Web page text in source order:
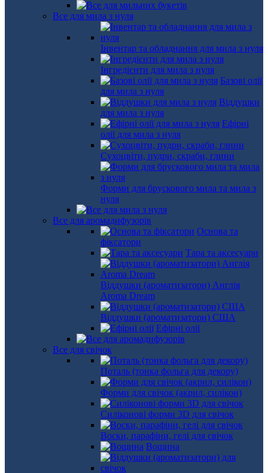
Все для мила з нуля
Інвентар та обладнання для мила з нуля
Інгредієнти для мила з нуля
Базові олії
для мила з нуля
Віддушки
для мила з нуля
Ефірні
олії для мила з нуля
Сухоцвіти, пудри, скраби, глини
Форми для брускового мила та мила з
нуля
Все для аромадифузорів
Основа та
фіксатори
Тара та аксесуари
Віддушки (ароматизатори) Англія
Aroma Dream
Віддушки (ароматизатори) США
Ефірні олії
Все для свічок
Поталь (тонка фольга для декору)
Форми для свічок (акрил, силікон)
Силіконові форми 3D для свічок
Воски, парафіни, гелі для свічок
Вощина